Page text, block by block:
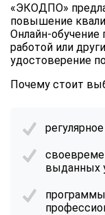
«ЭКОДПО»
повышение
Онлайн-обучение
работой или
удостоверение
Почему стоит
выданных